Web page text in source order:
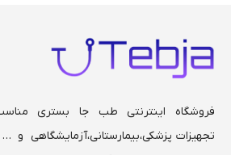
فروشگاه اینترنتی طب جا بستری
تجهیزات پزشکی،بیمارستانی،آزمایشگاهی و